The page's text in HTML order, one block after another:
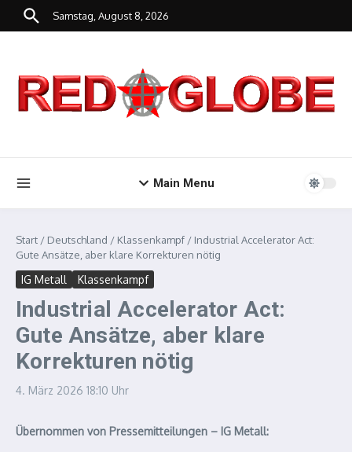
Zum Inhalt springen
Samstag, August 8, 2026
Main Menu
Start / Deutschland / Klassenkampf / Industrial Accelerator Act:
Gute Ansätze, aber klare Korrekturen nötig
IG Metall Klassenkampf
Industrial Accelerator Act:
Gute Ansätze, aber klare
Korrekturen nötig
4. März 2026 18:10 Uhr
Übernommen von Pressemitteilungen – IG Metall: